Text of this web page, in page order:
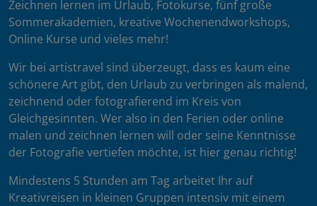
Zeichnen lernen im Urlaub, Fotokurse, fünf große
Sommerakademien, kreative Wochenendworkshops,
Online Kurse und vieles mehr!
Wir bei artistravel sind überzeugt, dass es kaum eine
schönere Art gibt, den Urlaub zu verbringen als malend,
zeichnend oder fotografierend im Kreis von
Gleichgesinnten. Wer also in den Ferien oder online
malen und zeichnen lernen will oder seine Kenntnisse
der Fotografie vertiefen möchte, ist hier genau richtig!
Mindestens 5 Stunden am Tag arbeitet Ihr auf
Kreativreisen in kleinen Gruppen intensiv mit einem